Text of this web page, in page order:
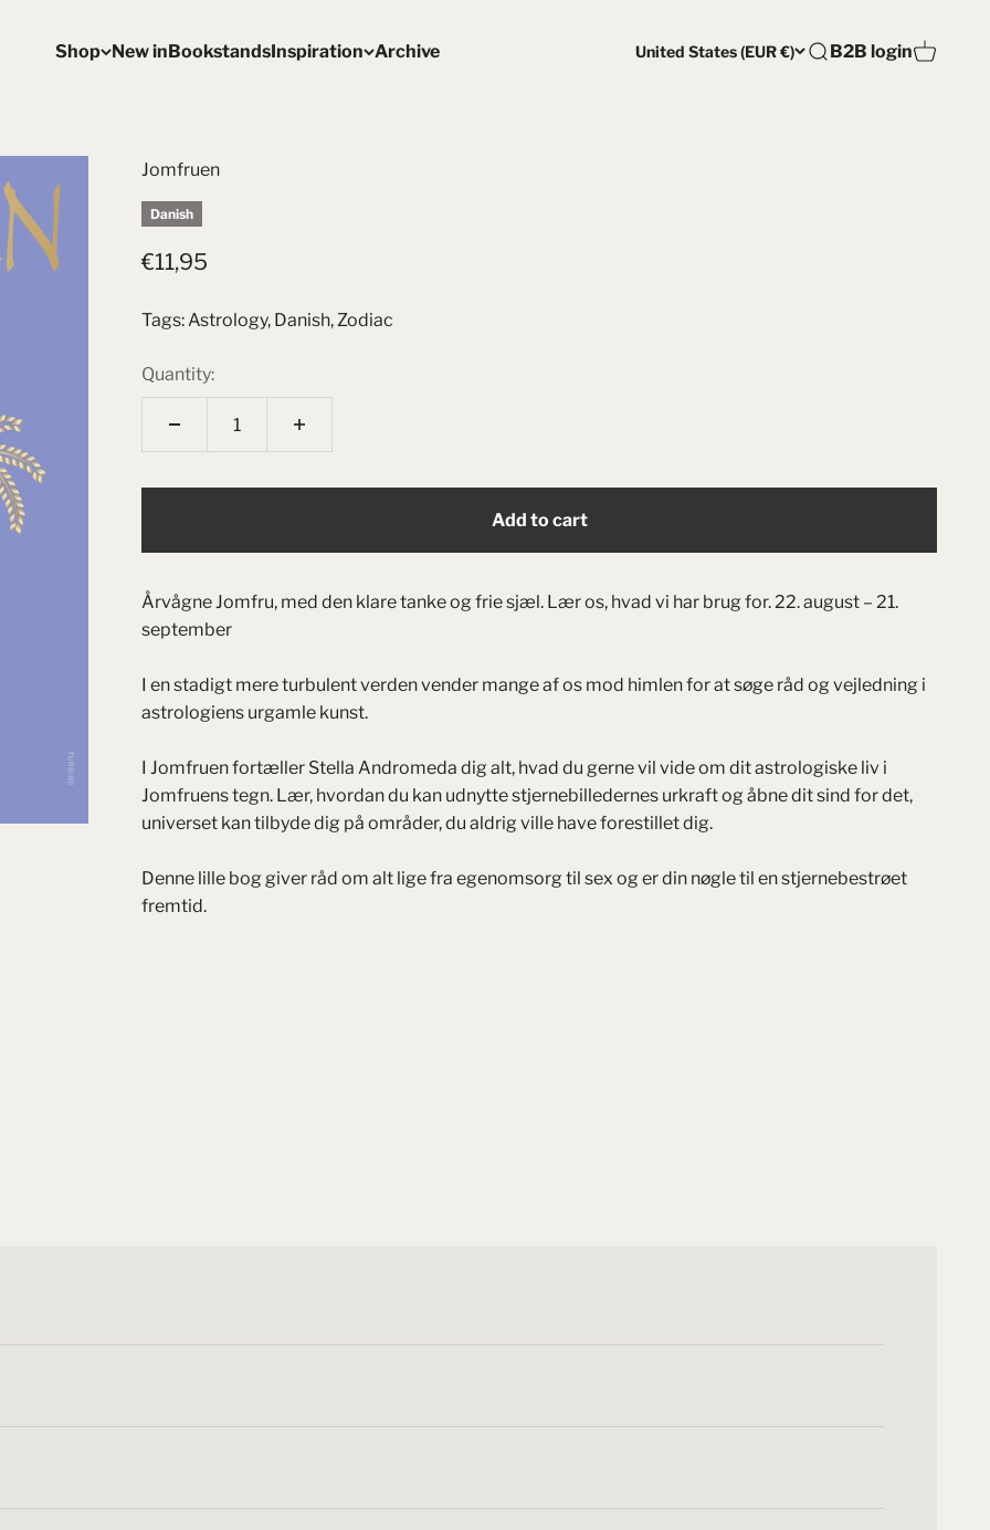
Shop New inBookstandsInspiration Archive United States (EUR €) Open search
Open account
B2B loginOpen
Jomfruen
Danish
Sale price
€11,95
Tags:Astrology, Danish,Zodiac
Quantity:
Add to cart
Årvågne Jomfru, med den klare tanke og frie sjæl. Lær os, hvad vi har brug for. 22. august – 21.
september
I en stadigt mere turbulent verden vender mange af os mod himlen for at søge råd og vejledning i
astrologiens urgamle kunst.
I Jomfruen fortæller Stella Andromeda dig alt, hvad du gerne vil vide om dit astrologiske liv i
Jomfruens tegn. Lær, hvordan du kan udnytte stjernebilledernes urkraft og åbne dit sind for det,
universet kan tilbyde dig på områder, du aldrig ville have forestillet dig.
Denne lille bog giver råd om alt lige fra egenomsorg til sex og er din nøgle til en stjernebestrøet
fremtid.